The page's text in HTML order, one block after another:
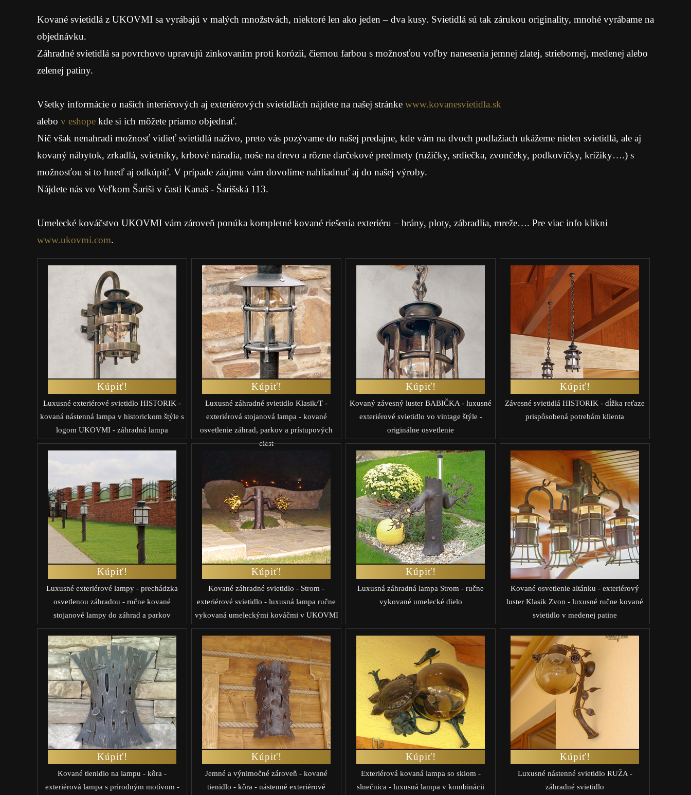
Kované svietidlá z UKOVMI sa vyrábajú v malých množstvách, niektoré len ako jeden – dva kusy. Svietidlá sú tak zárukou originality, mnohé vyrábame na
objednávku.
Záhradné svietidlá sa povrchovo upravujú zinkovaním proti korózii, čiernou farbou s možnosťou voľby nanesenia jemnej zlatej, striebornej, medenej alebo
zelenej patiny.
Všetky informácie o našich interiérových aj exteriérových svietidlách nájdete na našej stránke www.kovanesvietidla.sk
alebo v eshope kde si ich môžete priamo objednať.
Nič však nenahradí možnosť vidieť svietidlá naživo, preto vás pozývame do našej predajne, kde vám na dvoch podlažiach ukážeme nielen svietidlá, ale aj
kovaný nábytok, zrkadlá, svietniky, krbové náradia, noše na drevo a rôzne darčekové predmety (ružičky, srdiečka, zvončeky, podkovičky, krížiky….) s
možnosťou si to hneď aj odkúpiť. V prípade záujmu vám dovolíme nahliadnuť aj do našej výroby.
Nájdete nás vo Veľkom Šariši v časti Kanaš - Šarišská 113.
Umelecké kováčstvo UKOVMI vám zároveň ponúka kompletné kované riešenia exteriéru – brány, ploty, zábradlia, mreže…. Pre viac info klikni
www.ukovmi.com.
Kúpiť!
Luxusné exteriérové svietidlo HISTORIK -
kovaná nástenná lampa v historickom štýle s
logom UKOVMI - záhradná lampa
Kúpiť!
Luxusné záhradné svietidlo Klasik/T -
exteriérová stojanová lampa - kované
osvetlenie záhrad, parkov a prístupových
ciest
Kúpiť!
Kovaný závesný luster BABIČKA - luxusné
exteriérové svietidlo vo vintage štýle -
originálne osvetlenie
Kúpiť!
Závesné svietidlá HISTORIK - dĺžka reťaze
prispôsobená potrebám klienta
Kúpiť!
Luxusné exteriérové lampy - prechádzka
osvetlenou záhradou - ručne kované
stojanové lampy do záhrad a parkov
Kúpiť!
Kované záhradné svietidlo - Strom -
exteriérové svietidlo - luxusná lampa ručne
vykovaná umeleckými kováčmi v UKOVMI
Kúpiť!
Luxusná záhradná lampa Strom - ručne
vykované umelecké dielo
Kované osvetlenie altánku - exteriérový
luster Klasik Zvon - luxusné ručne kované
svietidlo v medenej patine
Kúpiť!
Kované tienidlo na lampu - kôra -
exteriérová lampa s prírodným motívom -
Kúpiť!
Jemné a výnimočné zároveň - kované
tienidlo - kôra - nástenné exteriérové
Kúpiť!
Exteriérová kovaná lampa so sklom -
slnečnica - luxusná lampa v kombinácii
Kúpiť!
Luxusné nástenné svietidlo RUŽA -
záhradné svietidlo